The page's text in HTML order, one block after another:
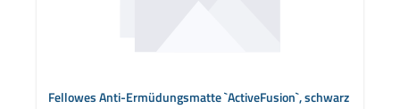
Fellowes Anti-Ermüdungsmatte `ActiveFusion`, schwarz